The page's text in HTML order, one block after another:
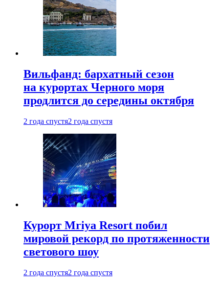
Вильфанд: бархатный сезон
на курортах Черного моря
продлится до середины октября
2 года спустя2 года спустя
Курорт Mriya Resort побил
мировой рекорд по протяженности
светового шоу
2 года спустя2 года спустя